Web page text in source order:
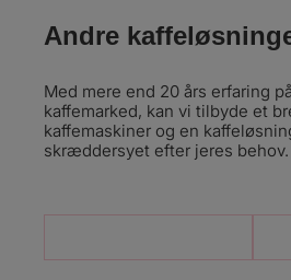
Andre
Med mere end 20 års erfaring
kaffemarked, kan vi tilbyde et
kaffemaskiner og en
skræddersyet efter jeres behov.